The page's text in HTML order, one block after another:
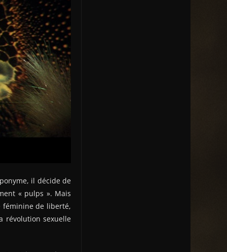
il décide de
« pulps ». Mais
féminine de liberté,
révolution sexuelle